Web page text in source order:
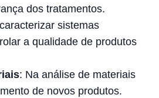
dos tratamentos.
sistemas
a qualidade de produtos
: Na análise de materiais
de novos produtos.